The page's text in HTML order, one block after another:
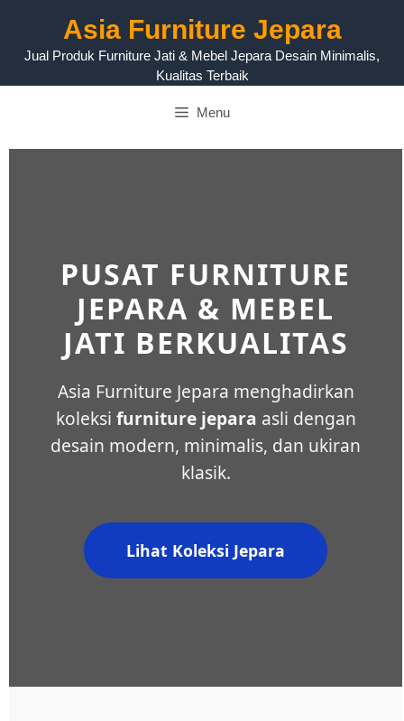
Asia Furniture Jepara
Jual Produk Furniture Jati & Mebel Jepara Desain Minimalis,
Kualitas Terbaik
Menu
PUSAT FURNITURE
JEPARA & MEBEL
JATI BERKUALITAS
Asia Furniture Jepara menghadirkan
koleksi furniture jepara asli dengan
desain modern, minimalis, dan ukiran
klasik.
Lihat Koleksi Jepara